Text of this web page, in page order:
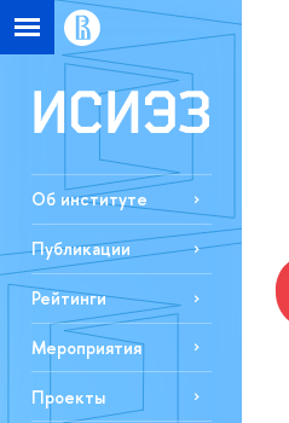
Об институте
Публикации
Рейтинги
Мероприятия
Проекты